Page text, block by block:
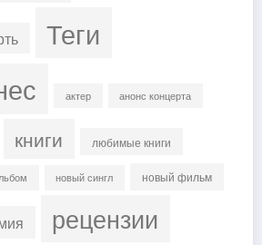
Теги
актер анонс концерта
книги любимые книги
новый сингл новый фильм
рецензии